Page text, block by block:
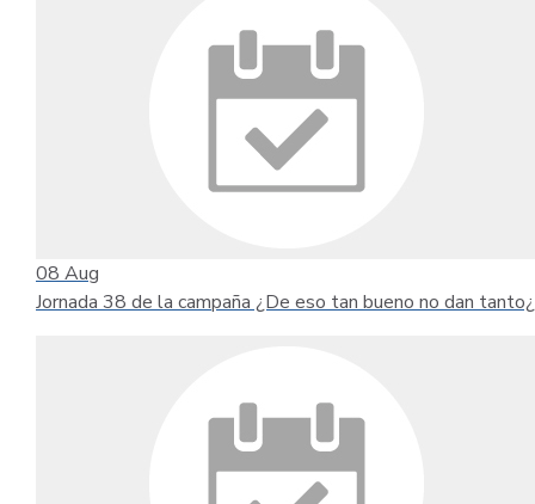
08 Aug
Jornada 38 de la campaña ¿De eso tan bueno no dan tanto¿